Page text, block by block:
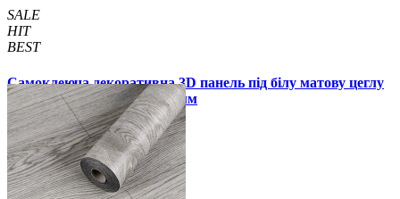
SALE
HIT
BEST
Самоклеюча декоративна 3D панель під білу матову цеглу
в рулоні 20 м 20000x700x3 мм
1850 грн./шт 2899 грн./шт